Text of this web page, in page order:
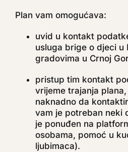
Plan vam omogućava:
uvid u kontakt
usluga brige o djeci u
gradovima u Crnoj
pristup tim kontakt
vrijeme trajanja
naknadno da
vam je potreban neki
je ponuđen na
osobama, pomoć u
ljubimaca).